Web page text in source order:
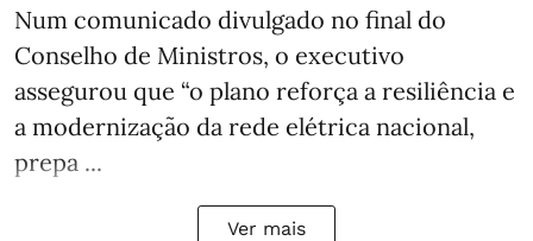
Num comunicado divulgado no final do
Conselho de Ministros, o executivo
assegurou que “o plano reforça a resiliência e
a modernização da rede elétrica nacional,
prepa ...
Ver mais